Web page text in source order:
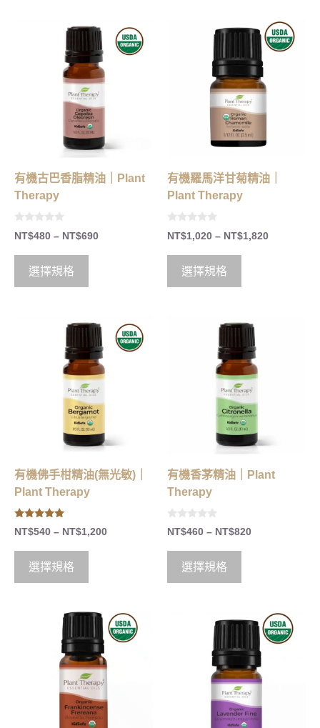
有機古巴香脂精油｜Plant
Therapy
0
o
t
5
NT$480 – NT$690
選擇規格
有機羅馬洋甘菊精油｜
Plant Therapy
0
o
t
5
NT$1,020 – NT$1,820
選擇規格
有機佛手柑精油(無光敏)｜
Plant Therapy
5.00
out of 5
NT$540 – NT$1,200
選擇規格
有機香茅精油｜Plant
Therapy
0
o
5
NT$460 – NT$820
選擇規格